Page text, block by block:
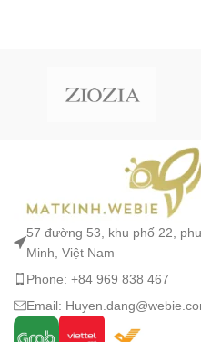
57 đường 53, khu phố 22,
Minh, Việt Nam
Phone: +84 969 838 467
Email: